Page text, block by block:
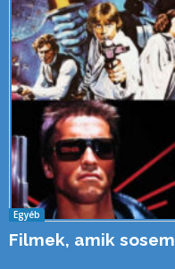
Egyéb
Filmek, amik